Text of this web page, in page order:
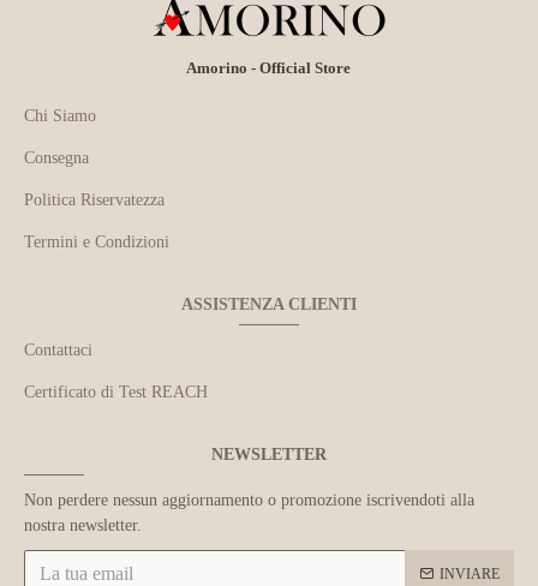
Amorino - Official Store
Chi Siamo
Consegna
Politica Riservatezza
Termini e Condizioni
ASSISTENZA CLIENTI
Contattaci
Certificato di Test REACH
NEWSLETTER
Non perdere nessun aggiornamento o promozione iscrivendoti alla
nostra newsletter.
INVIARE